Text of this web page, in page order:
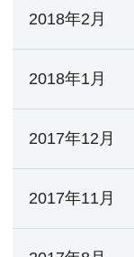
2018年2月
2018年1月
2017年12月
2017年11月